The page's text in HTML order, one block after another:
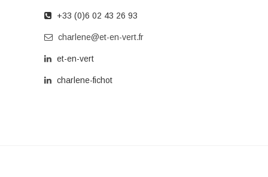
+33 (0)6 02 43 26 93
charlene@et-en-vert.fr
et-en-vert
charlene-fichot